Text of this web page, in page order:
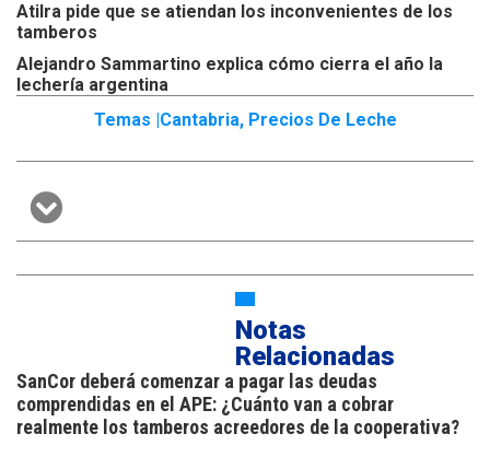
Atilra pide que se atiendan los inconvenientes de los
tamberos
Alejandro Sammartino explica cómo cierra el año la
lechería argentina
Temas | Cantabria, Precios De Leche
Notas
Relacionadas
SanCor deberá comenzar a pagar las deudas
comprendidas en el APE: ¿Cuánto van a cobrar
realmente los tamberos acreedores de la cooperativa?